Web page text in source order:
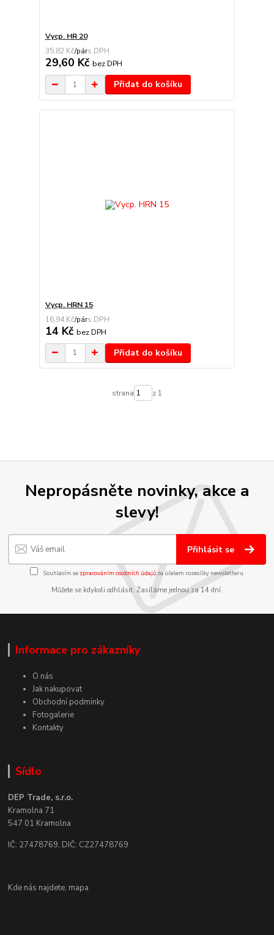
Vycp. HR 20
35,82 Kč/pár
29,60 Kč bez DPH
Přidat do košíku
Vycp. HRN 15
16,94 Kč/pár
14 Kč bez DPH
Přidat do košíku
strana z 1
Nepropásněte novinky, akce a
slevy!
Přihlásit se
Souhlasím se zpracováním osobních údajůza účelem rozesílky newsletteru.
Můžete se kdykoli odhlásit. Zasíláme jednou za 14 dní.
Informace pro zákazníky
O nás
Jak nakupovat
Obchodní podmínky
Fotogalerie
Kontakty
Sídlo
DEP Trade, s.r.o.
Kramolna 71
547 01 Kramolna
IČ: 27478769, DIČ: CZ27478769
Kde nás najdete, mapa